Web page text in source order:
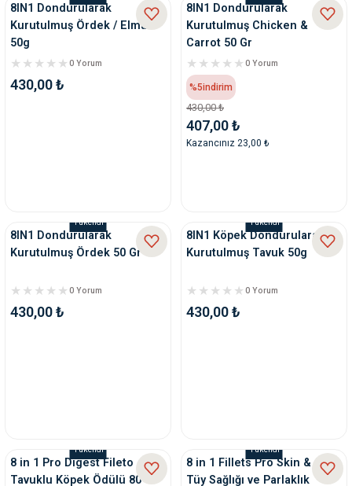
8IN1 Dondurularak
Kurutulmuş Ördek / Elma
50g
0 Yorum
430,00 ₺
8IN1 Dondurularak
Kurutulmuş Chicken &
Carrot 50 Gr
0 Yorum
%5indirim
430,00 ₺
407,00 ₺
Kazancınız 23,00 ₺
Tükendi
8IN1 Dondurularak
Kurutulmuş Ördek 50 Gr
0 Yorum
430,00 ₺
Tükendi
8IN1 Köpek Dondurularak
Kurutulmuş Tavuk 50g
0 Yorum
430,00 ₺
Tükendi
8 in 1 Pro Digest Fileto
Tavuklu Köpek Ödülü 80 Gr
Tükendi
8 in 1 Fillets Pro Skin & Coat
Tüy Sağlığı ve Parlaklık